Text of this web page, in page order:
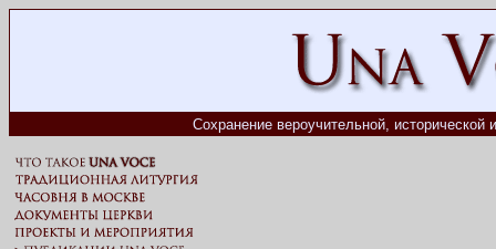
Сохранение вероучительной, исторической